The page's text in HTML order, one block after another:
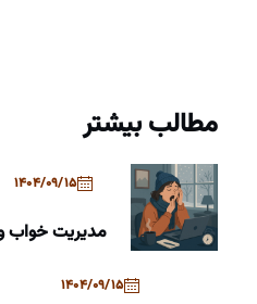
مطالب بیشتر
1404/09/15
مدیریت خواب
1404/09/15